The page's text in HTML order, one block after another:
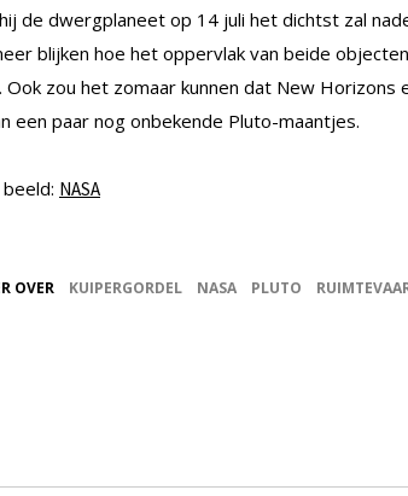
de dwergplaneet op 14 juli het dichtst zal
blijken hoe het oppervlak van beide
Ook zou het zomaar kunnen dat New Horizons
een paar nog onbekende Pluto-maantjes.
NASA
OVER KUIPERGORDEL NASA PLUTO